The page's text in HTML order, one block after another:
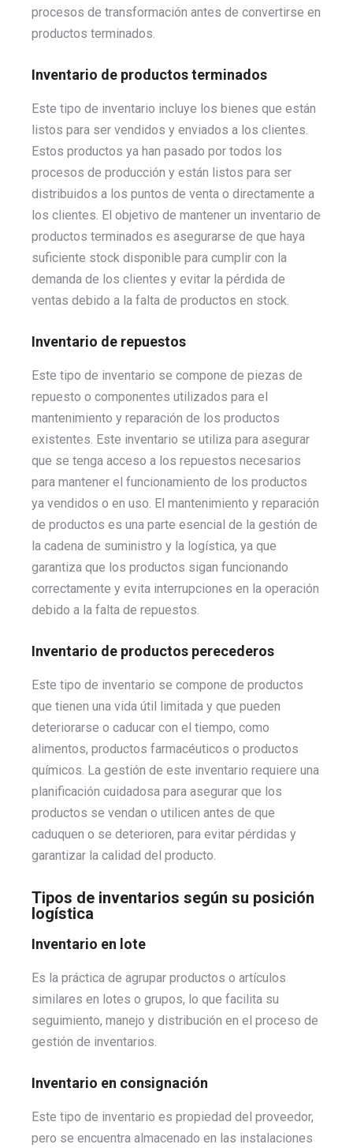
procesos de transformación antes de convertirse en
productos terminados.
Inventario de productos terminados
Este tipo de inventario incluye los bienes que están
listos para ser vendidos y enviados a los clientes.
Estos productos ya han pasado por todos los
procesos de producción y están listos para ser
distribuidos a los puntos de venta o directamente a
los clientes. El objetivo de mantener un inventario de
productos terminados es asegurarse de que haya
suficiente stock disponible para cumplir con la
demanda de los clientes y evitar la pérdida de
ventas debido a la falta de productos en stock.
Inventario de repuestos
Este tipo de inventario se compone de piezas de
repuesto o componentes utilizados para el
mantenimiento y reparación de los productos
existentes. Este inventario se utiliza para asegurar
que se tenga acceso a los repuestos necesarios
para mantener el funcionamiento de los productos
ya vendidos o en uso. El mantenimiento y reparación
de productos es una parte esencial de la gestión de
la cadena de suministro y la logística, ya que
garantiza que los productos sigan funcionando
correctamente y evita interrupciones en la operación
debido a la falta de repuestos.
Inventario de productos perecederos
Este tipo de inventario se compone de productos
que tienen una vida útil limitada y que pueden
deteriorarse o caducar con el tiempo, como
alimentos, productos farmacéuticos o productos
químicos. La gestión de este inventario requiere una
planificación cuidadosa para asegurar que los
productos se vendan o utilicen antes de que
caduquen o se deterioren, para evitar pérdidas y
garantizar la calidad del producto.
Tipos de inventarios según su posición
logística
Inventario en lote
Es la práctica de agrupar productos o artículos
similares en lotes o grupos, lo que facilita su
seguimiento, manejo y distribución en el proceso de
gestión de inventarios.
Inventario en consignación
Este tipo de inventario es propiedad del proveedor,
pero se encuentra almacenado en las instalaciones